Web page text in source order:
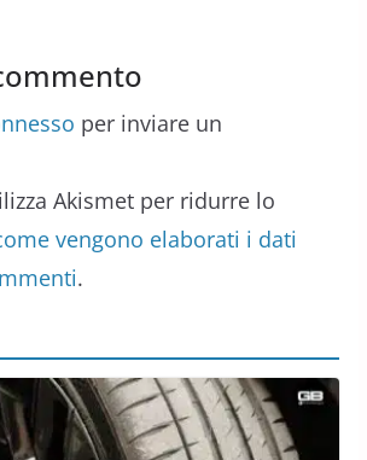
per inviare un
Akismet per ridurre lo
vengono elaborati i dati
.